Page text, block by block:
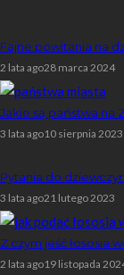
Fajne powitania na
2 lata ago28 marca 2024
Jakie są państwa na
3 lata ago10 sierpnia 2023
Pytania do
3 lata ago21 lutego 2023
Z czym jeść łososia
2 lata ago19 listopada